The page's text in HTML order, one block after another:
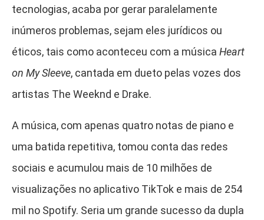
tecnologias, acaba por gerar paralelamente
inúmeros problemas, sejam eles jurídicos ou
éticos, tais como aconteceu com a música Heart
on My Sleeve, cantada em dueto pelas vozes dos
artistas The Weeknd e Drake.
A música, com apenas quatro notas de piano e
uma batida repetitiva, tomou conta das redes
sociais e acumulou mais de 10 milhões de
visualizações no aplicativo TikTok e mais de 254
mil no Spotify. Seria um grande sucesso da dupla